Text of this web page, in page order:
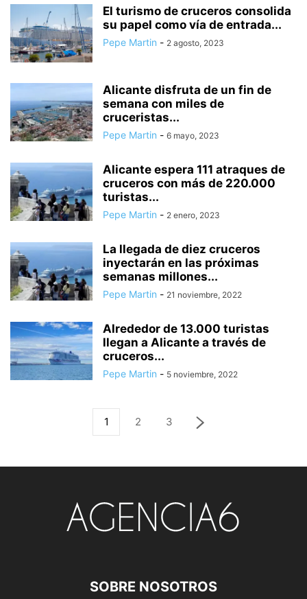
El turismo de cruceros consolida
su papel como vía de entrada...
Pepe Martin - 2 agosto, 2023
Alicante disfruta de un fin de
semana con miles de
cruceristas...
Pepe Martin - 6 mayo, 2023
Alicante espera 111 atraques de
cruceros con más de 220.000
turistas...
Pepe Martin - 2 enero, 2023
La llegada de diez cruceros
inyectarán en las próximas
semanas millones...
Pepe Martin - 21 noviembre, 2022
Alrededor de 13.000 turistas
llegan a Alicante a través de
cruceros...
Pepe Martin - 5 noviembre, 2022
1 2 3
SOBRE NOSOTROS